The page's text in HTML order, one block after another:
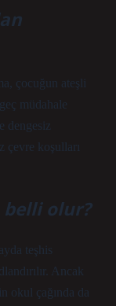
çocuğun ateşli
müdahale
dengesiz
çevre koşulları
belli olur?
teşhis
Ancak
okul çağında da